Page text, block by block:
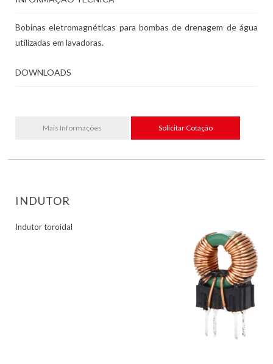
Bobinas eletromagnéticas para bombas de drenagem de água
utilizadas em lavadoras.
DOWNLOADS
Mais Informações Solicitar Cotação
INDUTOR
Indutor toroidal